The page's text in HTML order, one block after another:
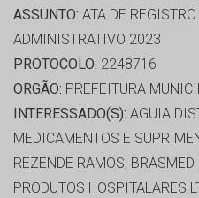
ASSUNTO: ATA DE
ADMINISTRATIVO 2023
PROTOCOLO: 2248716
ORGÃO: PREFEITURA
INTERESSADO(S): AGUIA
MEDICAMENTOS E
REZENDE RAMOS,
PRODUTOS HOSPITALARES